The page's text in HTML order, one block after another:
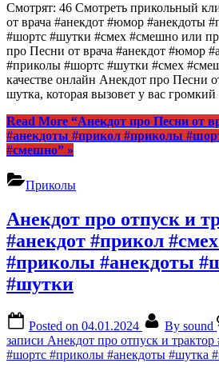
Смотрят: 46 Смотреть прикольный
от врача #анекдот #юмор #анекдоты
#шортс #шутки #смех #смешно или
про Песни от врача #анекдот #юмор
#приколы #шортс #шутки #смех
качестве онлайн Анекдот про Песни
шутка, которая вызовет у вас
Read More “Анекдот про Песни от
#анекдоты #прикол #приколы
#смешно” »
Приколы
Анекдот про отпуск и
#анекдот #прикол
#приколы #анекдоты
#шутки
Posted on 04.01.2024 By sound
записи Анекдот про отпуск и
#шортс #приколы #анекдоты #шутка